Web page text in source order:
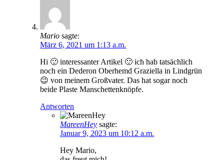
Mario sagte:
März 6, 2021 um 1:13 a.m.
Hi 🙂 interessanter Artikel 🙂 ich hab tatsächlich
noch ein Dederon Oberhemd Graziella in Lindgrün
😉 von meinem Großvater. Das hat sogar noch
beide Plaste Manschettenknöpfe.
Antworten
MareenHey sagte:
Januar 9, 2023 um 10:12 a.m.
Hey Mario,